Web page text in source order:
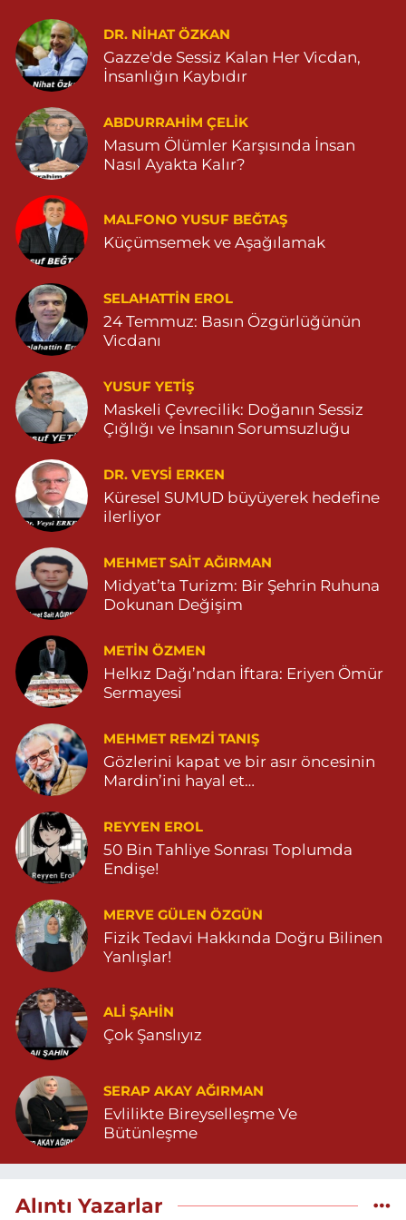
Aksoy Eczanesi
KAPLAN MAH. MARDİN CAD. NO:21 A 04825030197
0 (482) 503 01 97 Yol Tarifi Al
GÜNDOĞAN MAHALLESİ STAD CADDESİ NO:36 A 05380544155
0 (538) 054 41 55 Yol Tarifi Al
Huzur Eczanesi
GÜL MAHALLESİ VATAN CADDE NO:4A 04825912517
0 (482) 591 25 17 Yol Tarifi Al
Dara Eczanesi
NUR MAHALLESİ VALİ OZAN CADDESİ DIŞ KAPI NO:122G
DEVLET HASTANESİ KARŞISI (DİYARBAKIR YOLU CEPHESİ)
04822125304
0 (482) 212 53 04 Yol Tarifi Al
Özdemir Eczanesi
YENİ MAHALLE 3086 SOKAK NO:4 3 04825413121
0 (482) 541 31 21 Yol Tarifi Al
DR. NIHAT ÖZKAN
Gazze'de Sessiz Kalan Her Vicdan,
İnsanlığın Kaybıdır
ABDURRAHIM ÇELİK
Masum Ölümler Karşısında İnsan
Nasıl Ayakta Kalır?
MALFONO YUSUF BEĞTAŞ
Küçümsemek ve Aşağılamak
SELAHATTIN EROL
24 Temmuz: Basın Özgürlüğünün
Vicdanı
YUSUF YETİŞ
Maskeli Çevrecilik: Doğanın Sessiz
Çığlığı ve İnsanın Sorumsuzluğu
DR. VEYSI ERKEN
Küresel SUMUD büyüyerek hedefine
ilerliyor
MEHMET SAIT AĞIRMAN
Midyat’ta Turizm: Bir Şehrin Ruhuna
Dokunan Değişim
METIN ÖZMEN
Helkız Dağı’ndan İftara: Eriyen Ömür
Sermayesi
MEHMET REMZI TANIŞ
Gözlerini kapat ve bir asır öncesinin
Mardin’ini hayal et…
REYYEN EROL
50 Bin Tahliye Sonrası Toplumda
Endişe!
MERVE GÜLEN ÖZGÜN
Fizik Tedavi Hakkında Doğru Bilinen
Yanlışlar!
ALI ŞAHİN
Çok Şanslıyız
SERAP AKAY AĞIRMAN
Evlilikte Bireyselleşme Ve
Bütünleşme
Alıntı Yazarlar